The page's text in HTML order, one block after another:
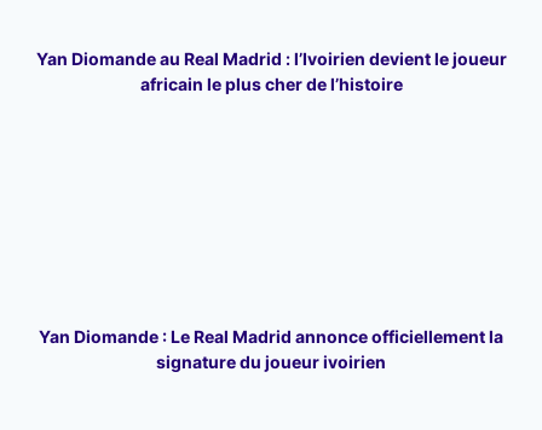
Yan Diomande au Real Madrid : l’Ivoirien devient le joueur
africain le plus cher de l’histoire
Yan Diomande : Le Real Madrid annonce officiellement la
signature du joueur ivoirien